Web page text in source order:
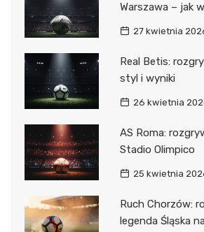
Warszawa – jak
27 kwietnia
Real Betis:
styl i wyniki
26 kwietnia
AS Roma:
Stadio Olimpico
25 kwietnia
Ruch Chorzów:
legenda Śląska